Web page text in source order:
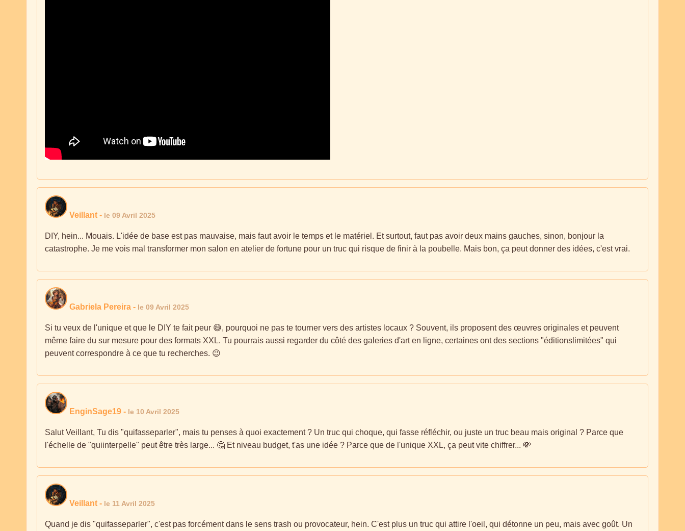
Veillant - le 09 Avril 2025
DIY, hein... Mouais. L'idée de base est pas mauvaise, mais faut avoir le temps et le matériel. Et surtout, faut pas avoir deux mains gauches, sinon, bonjour la
catastrophe. Je me vois mal transformer mon salon en atelier de fortune pour un truc qui risque de finir à la poubelle. Mais bon, ça peut donner des idées, c'est vrai.
Gabriela Pereira - le 09 Avril 2025
Si tu veux de l'unique et que le DIY te fait peur 😅, pourquoi ne pas te tourner vers des artistes locaux ? Souvent, ils proposent des œuvres originales et peuvent
même faire du sur mesure pour des formats XXL. Tu pourrais aussi regarder du côté des galeries d'art en ligne, certaines ont des sections "éditionslimitées" qui
peuvent correspondre à ce que tu recherches. 😉
EnginSage19 - le 10 Avril 2025
Salut Veillant, Tu dis "quifasseparler", mais tu penses à quoi exactement ? Un truc qui choque, qui fasse réfléchir, ou juste un truc beau mais original ? Parce que
l'échelle de "quiinterpelle" peut être très large... 🤔 Et niveau budget, t'as une idée ? Parce que de l'unique XXL, ça peut vite chiffrer... 💸
Veillant - le 11 Avril 2025
Quand je dis "quifasseparler", c'est pas forcément dans le sens trash ou provocateur, hein. C'est plus un truc qui attire l'oeil, qui détonne un peu, mais avec goût. Un